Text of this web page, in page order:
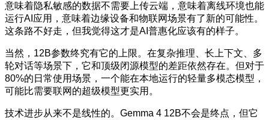
意味着隐私敏感的数据不需要上传云端，意味着离线环境也能
运行AI应用，意味着边缘设备和物联网场景有了新的可能性。
这条路不好走，但我觉得这才是AI普惠化应该有的样子。
当然，12B参数终究有它的上限。在复杂推理、长上下文、多
轮对话等场景下，它和顶级闭源模型的差距依然存在。但对于
80%的日常使用场景，一个能在本地运行的轻量多模态模型，
可能比需要联网的超级模型更实用。
技术进步从来不是线性的。Gemma 4 12B不会是终点，但它